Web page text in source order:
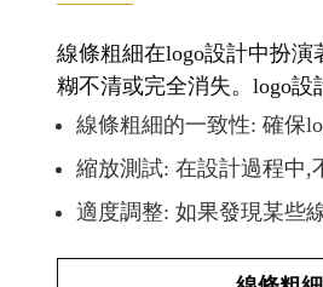
線條粗細在logo設計中扮
糊不清或完全消失。logo
線條粗細的一致性: 確保
縮放測試: 在設計過程中,
適度調整: 如果發現某些